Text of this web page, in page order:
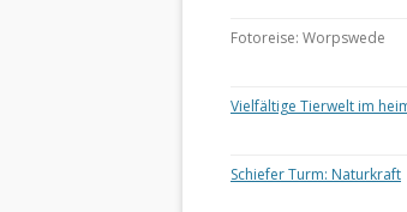
Fotoreise: Worpswede
Vielfältige Tierwelt im
Schiefer Turm: Naturkraft